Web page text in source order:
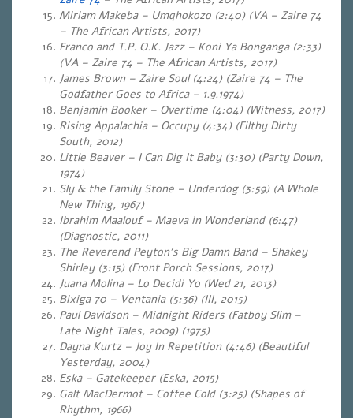
Miriam Makeba – Umqhokozo (2:40) (VA – Zaire 74
– The African Artists, 2017)
Franco and T.P. O.K. Jazz – Koni Ya Bonganga (2:33)
(VA – Zaire 74 – The African Artists, 2017)
James Brown – Zaire Soul (4:24) (Zaire 74 – The
Godfather Goes to Africa – 1.9.1974)
Benjamin Booker – Overtime (4:04) (Witness, 2017)
Rising Appalachia – Occupy (4:34) (Filthy Dirty
South, 2012)
Little Beaver – I Can Dig It Baby (3:30) (Party Down,
1974)
Sly & the Family Stone – Underdog (3:59) (A Whole
New Thing, 1967)
Ibrahim Maalouf – Maeva in Wonderland (6:47)
(Diagnostic, 2011)
The Reverend Peyton’s Big Damn Band – Shakey
Shirley (3:15) (Front Porch Sessions, 2017)
Juana Molina – Lo Decidi Yo (Wed 21, 2013)
Bixiga 70 – Ventania (5:36) (III, 2015)
Paul Davidson – Midnight Riders (Fatboy Slim –
Late Night Tales, 2009) (1975)
Dayna Kurtz – Joy In Repetition(4:46) (Beautiful
Yesterday, 2004)
Eska – Gatekeeper (Eska, 2015)
Galt MacDermot – Coffee Cold (3:25) (Shapes of
Rhythm, 1966)